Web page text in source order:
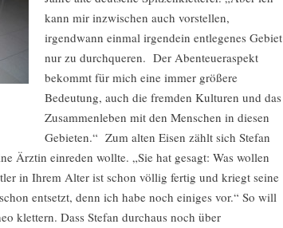
kann mir inzwischen auch vorstellen,
irgendwann einmal irgendein entlegenes Gebiet
nur zu durchqueren. Der Abenteueraspekt
bekommt für mich eine immer größere
Bedeutung, auch die fremden Kulturen und das
Zusammenleben mit den Menschen in diesen
Gebieten.“ Zum alten Eisen zählt sich Stefan
Ärztin einreden wollte. „Sie hat gesagt: Was wollen
in Ihrem Alter ist schon völlig fertig und kriegt seine
entsetzt, denn ich habe noch einiges vor.“ So will
klettern. Dass Stefan durchaus noch über